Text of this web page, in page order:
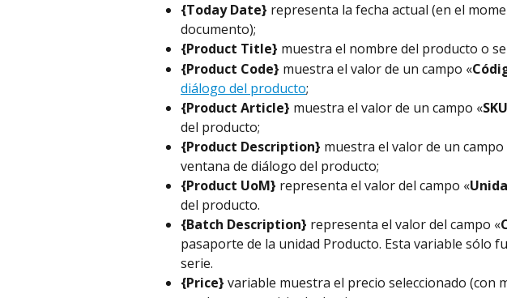
{Today Date} representa la fecha actual (en el
documento);
{Product Title} muestra el nombre del producto o
{Product Code} muestra el valor de un campo «
diálogo del producto;
{Product Article} muestra el valor de un campo «SKU
del producto;
{Product Description} muestra el valor de un campo
ventana de diálogo del producto;
{Product UoM} representa el valor del campo «
del producto.
{Batch Description} representa el valor del campo «
pasaporte de la unidad Producto. Esta variable sólo
serie.
{Price} variable muestra el precio seleccionado (con